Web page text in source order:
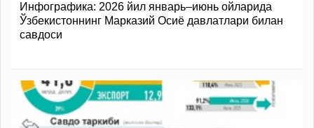
Инфографика: 2026 йил январь–июнь ойларида
Ўзбекистоннинг Марказий Осиё давлатлари билан
савдоси